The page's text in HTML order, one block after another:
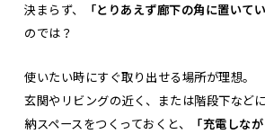
決まらず、
「とりあえず廊下の角に置いてい
のでは？
使いたい時にすぐ取り出せる場所が理想。
玄関やリビングの近く、または階段下など
納スペースをつくっておくと、
「充電しなが